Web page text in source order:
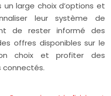
large choix d’options et
leur système de
de rester informé des
offres disponibles sur le
choix et profiter des